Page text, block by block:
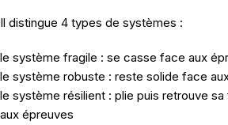
Il distingue 4 types de systèmes :
le système fragile : se casse face aux
le système robuste : reste solide face
le système résilient : plie puis retrouve sa
aux épreuves